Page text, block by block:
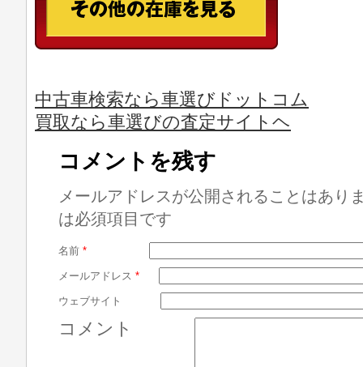
中古車検索なら車選びドットコム
買取なら車選びの査定サイトヘ
コメントを残す
メールアドレスが公開されることはあり
は必須項目です
名前 *
メールアドレス *
ウェブサイト
コメント